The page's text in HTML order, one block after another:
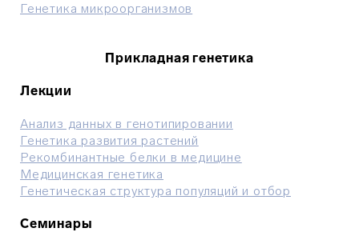
Генетика микроорганизмов
Прикладная генетика
Лекции
Анализ данных в генотипировании
Генетика развития растений
Рекомбинантные белки в медицине
Медицинская генетика
Генетическая структура популяций и отбор
Семинары